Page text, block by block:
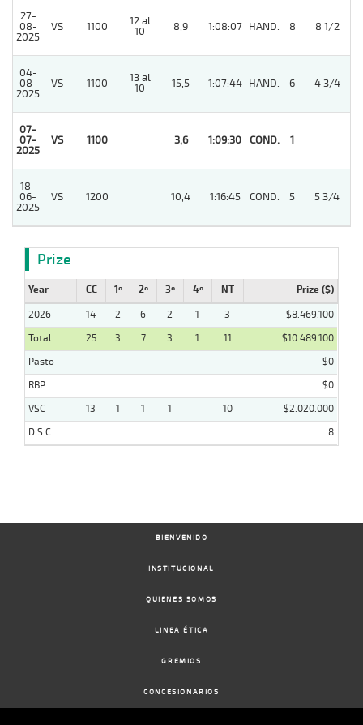
27-
08-
2025
VS 1100
12 al
10
8,9 1:08:07 HAND. 8 8 1/2
04-
08-
2025
VS 1100
13 al
10
15,5 1:07:44 HAND. 6 4 3/4
07-
07-
2025
VS 1100 3,6 1:09:30 COND. 1
18-
06-
2025
VS 1200 10,4 1:16:45 COND. 5 5 3/4
Prize
Year CC 1º 2º 3º 4º NT Prize ($)
2026 14 2 6 2 1 3
$8.469.100
Total
25 3 7 3 1 11
$10.489.100
Pasto
$0
RBP
$0
VSC
13 1 1 1 10
$2.020.000
D.S.C
8
BIENVENIDO
INSTITUCIONAL
QUIENES SOMOS
LINEA ÉTICA
GREMIOS
CONCESIONARIOS